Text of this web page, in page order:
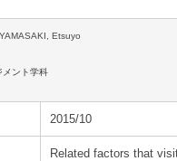
Etsuyo
メント学科
2015/10
Related factors that